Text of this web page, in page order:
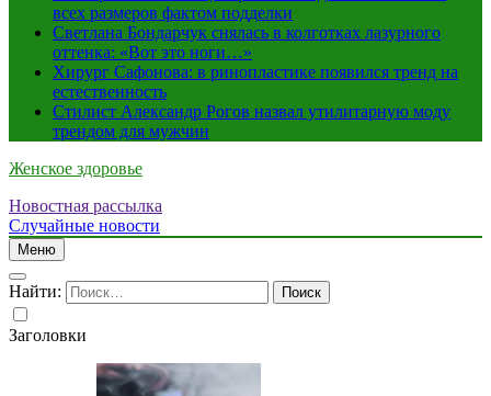
всех размеров фактом подделки
Светлана Бондарчук снялась в колготках лазурного
оттенка: «Вот это ноги…»
Хирург Сафонова: в ринопластике появился тренд на
естественность
Стилист Александр Рогов назвал утилитарную моду
трендом для мужчин
Женское здоровье
Новостная рассылка
Случайные новости
Меню
Найти:
Заголовки